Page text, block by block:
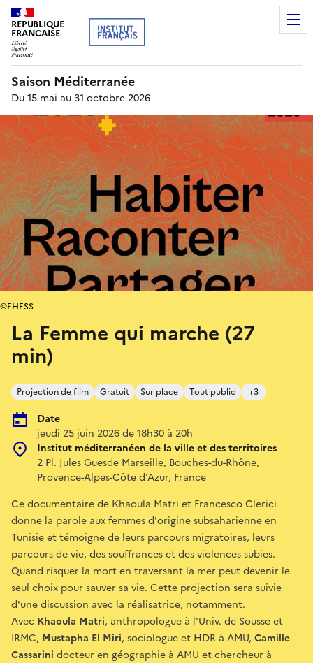
REPUBLIQUE
FRANCAISE
Saison Méditerranée
Du 15 mai au 31 octobre 2026
La Femme qui marche (27
min)
Projection de film Gratuit Sur place Tout public +3
Date
jeudi 25 juin 2026 de 18h30 à 20h
Institut méditerranéen de la ville et des territoires
2 Pl. Jules Guesde Marseille, Bouches-du-Rhône,
Provence-Alpes-Côte d'Azur, France
©EHESS
Ce documentaire de Khaoula Matri et Francesco Clerici
donne la parole aux femmes d'origine subsaharienne en
Tunisie et témoigne de leurs parcours migratoires, leurs
parcours de vie, des souffrances et des violences subies.
Quand risquer la mort en traversant la mer peut devenir le
seul choix pour sauver sa vie. Cette projection sera suivie
d'une discussion avec la réalisatrice, notamment.
Avec Khaoula Matri, anthropologue à l'Univ. de Sousse et
IRMC, Mustapha El Miri, sociologue et HDR à AMU, Camille
Cassarini docteur en géographie à AMU et chercheur à